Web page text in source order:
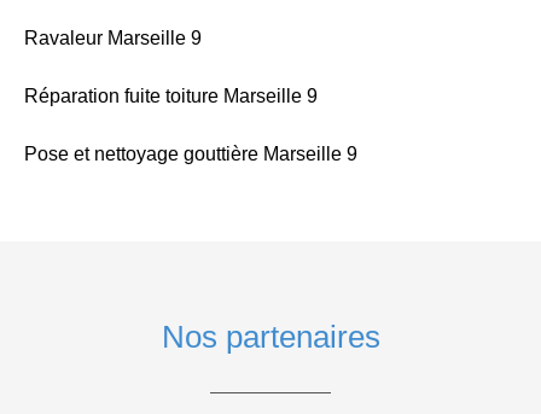
Ravaleur Marseille 9
Réparation fuite toiture Marseille 9
Pose et nettoyage gouttière Marseille 9
Nos partenaires